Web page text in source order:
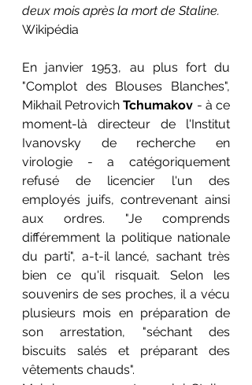
deux mois après la mort de Staline.
Wikipédia
En janvier 1953, au plus fort du
"Complot des Blouses Blanches",
Mikhail Petrovich Tchumakov - à ce
moment-là directeur de l'Institut
Ivanovsky de recherche en
virologie - a catégoriquement
refusé de licencier l'un des
employés juifs, contrevenant ainsi
aux ordres. "Je comprends
différemment la politique nationale
du parti", a-t-il lancé, sachant très
bien ce qu'il risquait. Selon les
souvenirs de ses proches, il a vécu
plusieurs mois en préparation de
son arrestation, "séchant des
biscuits salés et préparant des
vêtements chauds".